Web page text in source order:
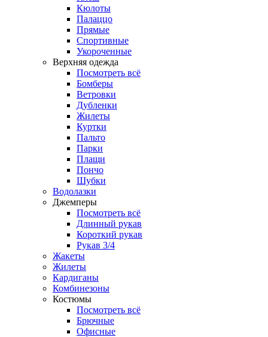
Кюлоты
Палаццо
Прямые
Спортивные
Укороченные
Верхняя одежда
Посмотреть всё
Бомберы
Ветровки
Дубленки
Жилеты
Куртки
Пальто
Парки
Плащи
Пончо
Шубки
Водолазки
Джемперы
Посмотреть всё
Длинный рукав
Короткий рукав
Рукав 3/4
Жакеты
Жилеты
Кардиганы
Комбинезоны
Костюмы
Посмотреть всё
Брючные
Офисные